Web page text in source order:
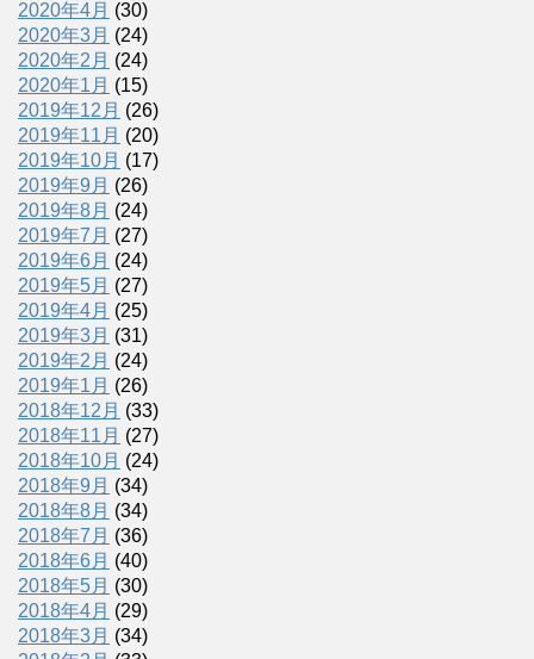
2020年4月 (30)
2020年3月 (24)
2020年2月 (24)
2020年1月 (15)
2019年12月 (26)
2019年11月 (20)
2019年10月 (17)
2019年9月 (26)
2019年8月 (24)
2019年7月 (27)
2019年6月 (24)
2019年5月 (27)
2019年4月 (25)
2019年3月 (31)
2019年2月 (24)
2019年1月 (26)
2018年12月 (33)
2018年11月 (27)
2018年10月 (24)
2018年9月 (34)
2018年8月 (34)
2018年7月 (36)
2018年6月 (40)
2018年5月 (30)
2018年4月 (29)
2018年3月 (34)